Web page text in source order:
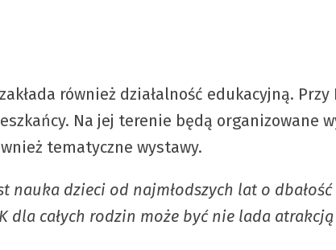
również działalność edukacyjną. Przy
Na jej terenie będą organizowane
tematyczne wystawy.
dzieci od najmłodszych lat o
dla całych rodzin może być nie lada